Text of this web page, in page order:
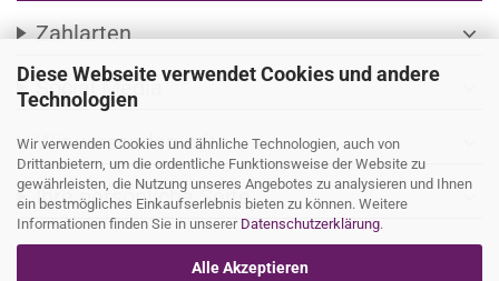
Diese Webseite verwendet Cookies und andere
Technologien
Wir verwenden Cookies und ähnliche Technologien, auch von
Drittanbietern, um die ordentliche Funktionsweise der Website zu
gewährleisten, die Nutzung unseres Angebotes zu analysieren und Ihnen
ein bestmögliches Einkaufserlebnis bieten zu können. Weitere
Informationen finden Sie in unserer Datenschutzerklärung.
Alle Akzeptieren
Zahlarten expand_more
Social Media
Wir versenden mit
Ihre persönliche Seite expand_more